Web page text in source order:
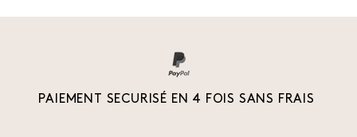
PAIEMENT SECURISÉ EN 4 FOIS SANS FRAIS